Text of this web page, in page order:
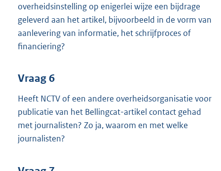
overheidsinstelling op enigerlei wijze een bijdrage
geleverd aan het artikel, bijvoorbeeld in de vorm van
aanlevering van informatie, het schrijfproces of
financiering?
Vraag 6
Heeft NCTV of een andere overheidsorganisatie voor
publicatie van het Bellingcat-artikel contact gehad
met journalisten? Zo ja, waarom en met welke
journalisten?